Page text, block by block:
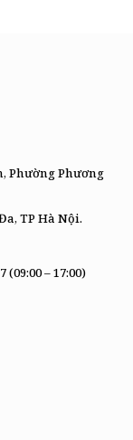
Phường Phương
TP Hà Nội.
(09:00 – 17:00)